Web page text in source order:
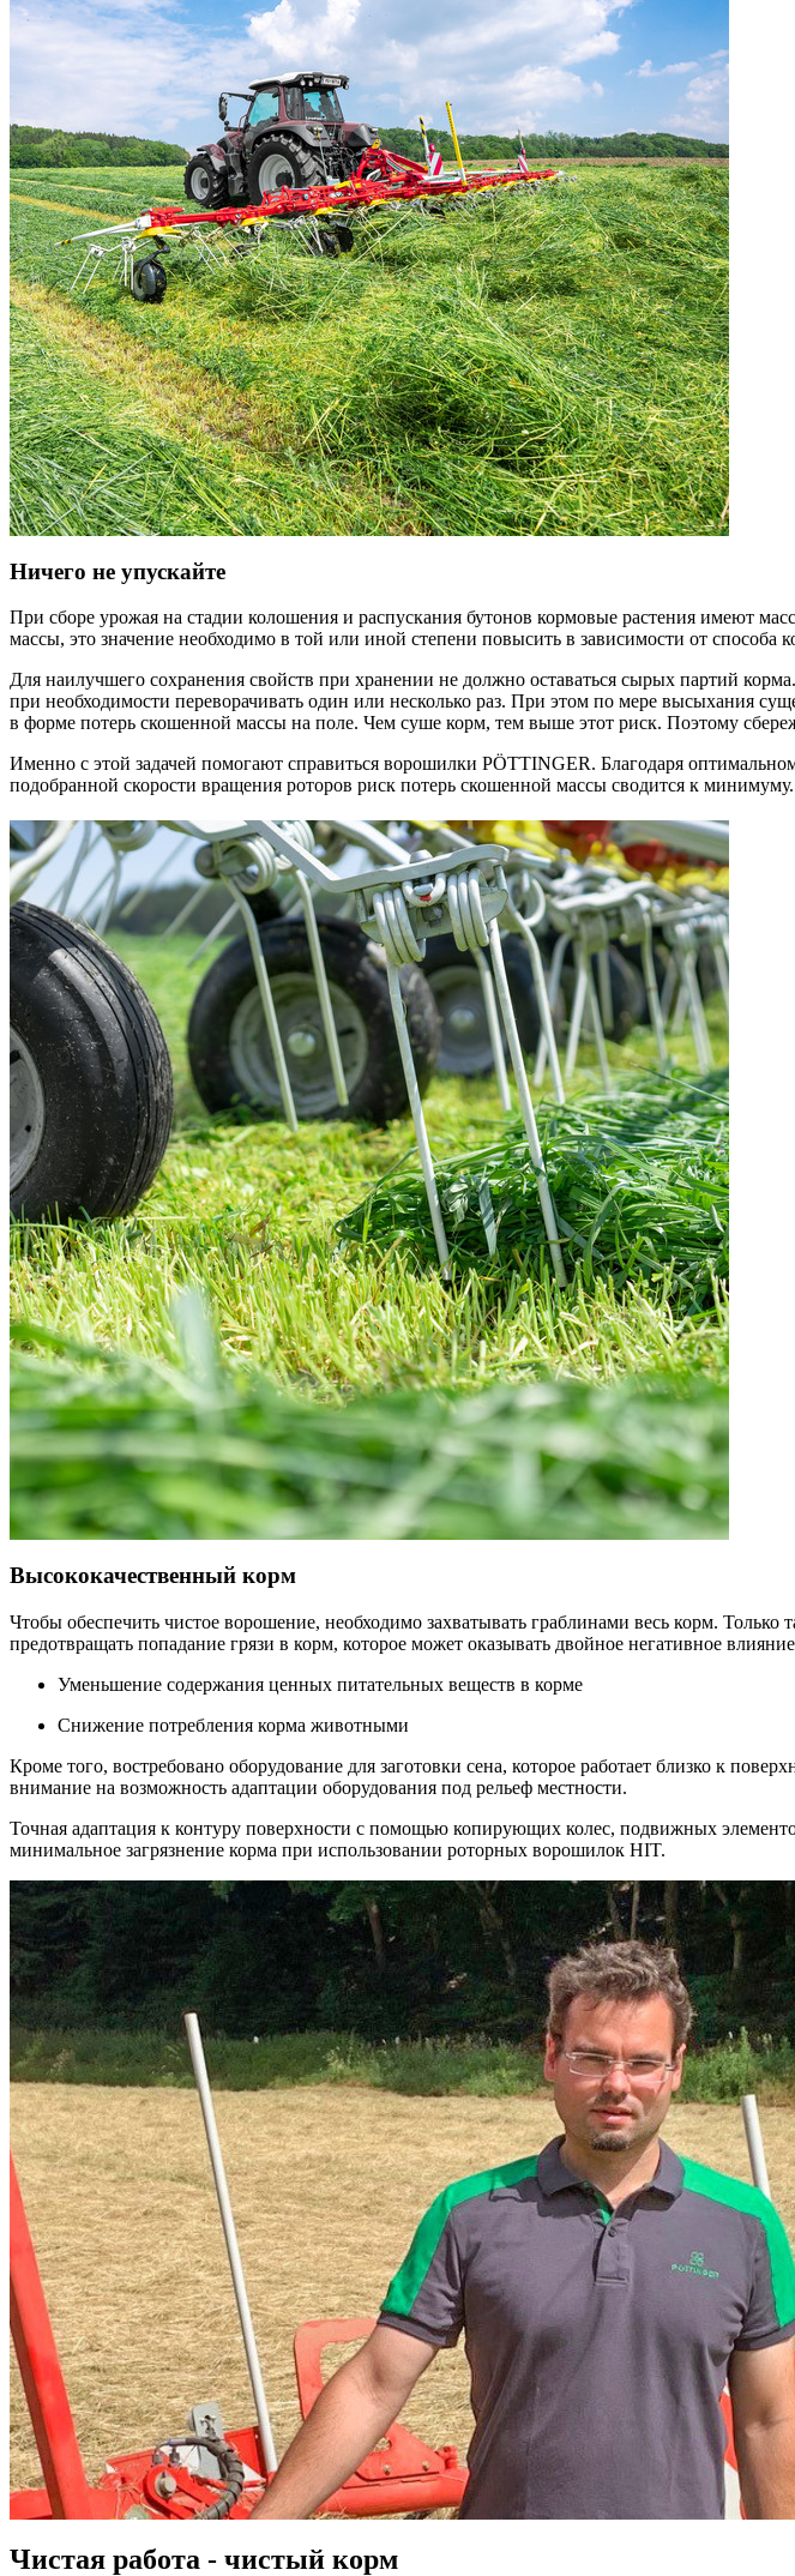
Ничего не упускайте
При сборе урожая на стадии колошения и распускания бутонов кормовые растения имеют
массы, это значение необходимо в той или иной степени повысить в зависимости от способа
Для наилучшего сохранения свойств при хранении не должно оставаться сырых партий
при необходимости переворачивать один или несколько раз. При этом по мере высыхания
в форме потерь скошенной массы на поле. Чем суше корм, тем выше этот риск. Поэтому
Именно с этой задачей помогают справиться ворошилки PÖTTINGER. Благодаря
подобранной скорости вращения роторов риск потерь скошенной массы сводится к минимуму.
Высококачественный корм
Чтобы обеспечить чистое ворошение, необходимо захватывать граблинами весь корм.
предотвращать попадание грязи в корм, которое может оказывать двойное негативное
Уменьшение содержания ценных питательных веществ в корме
Снижение потребления корма животными
Кроме того, востребовано оборудование для заготовки сена, которое работает близко к
внимание на возможность адаптации оборудования под рельеф местности.
Точная адаптация к контуру поверхности с помощью копирующих колес, подвижных
минимальное загрязнение корма при использовании роторных ворошилок HIT.
Чистая работа - чистый корм